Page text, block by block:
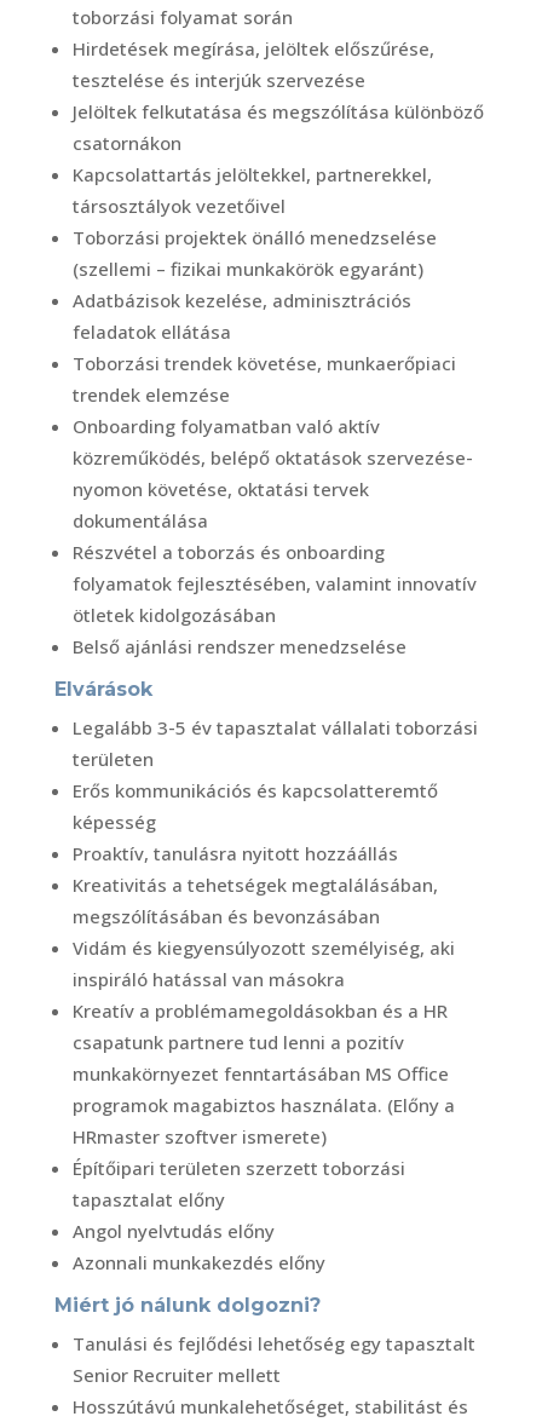
toborzási folyamat során
Hirdetések megírása, jelöltek előszűrése,
tesztelése és interjúk szervezése
Jelöltek felkutatása és megszólítása különböző
csatornákon
Kapcsolattartás jelöltekkel, partnerekkel,
társosztályok vezetőivel
Toborzási projektek önálló menedzselése
(szellemi – fizikai munkakörök egyaránt)
Adatbázisok kezelése, adminisztrációs
feladatok ellátása
Toborzási trendek követése, munkaerőpiaci
trendek elemzése
Onboarding folyamatban való aktív
közreműködés, belépő oktatások szervezése-
nyomon követése, oktatási tervek
dokumentálása
Részvétel a toborzás és onboarding
folyamatok fejlesztésében, valamint innovatív
ötletek kidolgozásában
Belső ajánlási rendszer menedzselése
Elvárások
Legalább 3-5 év tapasztalat vállalati toborzási
területen
Erős kommunikációs és kapcsolatteremtő
képesség
Proaktív, tanulásra nyitott hozzáállás
Kreativitás a tehetségek megtalálásában,
megszólításában és bevonzásában
Vidám és kiegyensúlyozott személyiség, aki
inspiráló hatással van másokra
Kreatív a problémamegoldásokban és a HR
csapatunk partnere tud lenni a pozitív
munkakörnyezet fenntartásában MS Office
programok magabiztos használata. (Előny a
HRmaster szoftver ismerete)
Építőipari területen szerzett toborzási
tapasztalat előny
Angol nyelvtudás előny
Azonnali munkakezdés előny
Miért jó nálunk dolgozni?
Tanulási és fejlődési lehetőség egy tapasztalt
Senior Recruiter mellett
Hosszútávú munkalehetőséget, stabilitást és